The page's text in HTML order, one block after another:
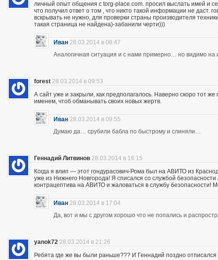
личный опыт общения с torg-place.com. просил выслать имей и
что получил ответ о том , что никто такой информации не
вскрывать не нужно, для проверки страны производителя
такая страница не найдена)-забанили черти)))
Иван 28.03.2014 в 08:47
Аналогичная ситуация и с нами примерно… но видимо на
forest 28.03.2014 в 09:53
А сайт уже и закрыли, как предполагалось. Наверно скоро тот
именем, чтоб обманывать своих новых жертв.
Иван 28.03.2014 в 09:55
Думаю да… срубили бабла по быстрому и слиняли…
Геннадий Литвинов 28.03.2014 в 16:15
Когда я влип — этот гондурасович-Рома был на АВИТО из
уже из Нижнего Новгорода! Я списался со службой
контрацептива на АВИТО и жаловаться в службу безопасности!
Иван 28.03.2014 в 17:04
Да, вот и мы с другом хорошо что не попались и
yanok72 28.03.2014 в 21:26
Ребята где же вы были раньше??? И Геннадий поздно